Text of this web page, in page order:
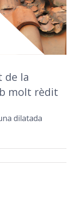
de la
molt rèdit
dilatada